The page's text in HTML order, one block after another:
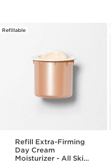
Refillable
Refill Extra-Firming
Day Cream
Moisturizer - All Skin